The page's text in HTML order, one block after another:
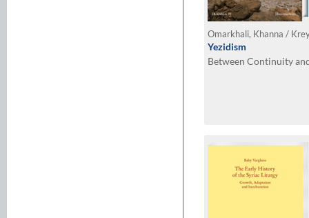
Omarkhali, Khanna /
Yezidism
Between Continuity